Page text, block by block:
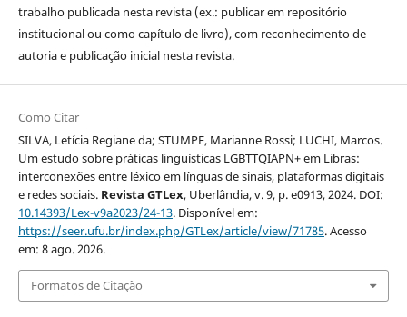
trabalho publicada nesta revista (ex.: publicar em repositório
institucional ou como capítulo de livro), com reconhecimento de
autoria e publicação inicial nesta revista.
Como Citar
SILVA, Letícia Regiane da; STUMPF, Marianne Rossi; LUCHI, Marcos.
Um estudo sobre práticas linguísticas LGBTTQIAPN+ em Libras:
interconexões entre léxico em línguas de sinais, plataformas digitais
e redes sociais. Revista GTLex, Uberlândia, v. 9, p. e0913, 2024. DOI:
10.14393/Lex-v9a2023/24-13. Disponível em:
https://seer.ufu.br/index.php/GTLex/article/view/71785. Acesso
em: 8 ago. 2026.
Formatos de Citação